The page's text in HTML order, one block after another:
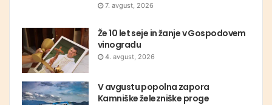
7. avgust, 2026
Že 10 let seje in žanje v Gospodovem
vinogradu
4. avgust, 2026
V avgustu popolna zapora
Kamniške železniške proge